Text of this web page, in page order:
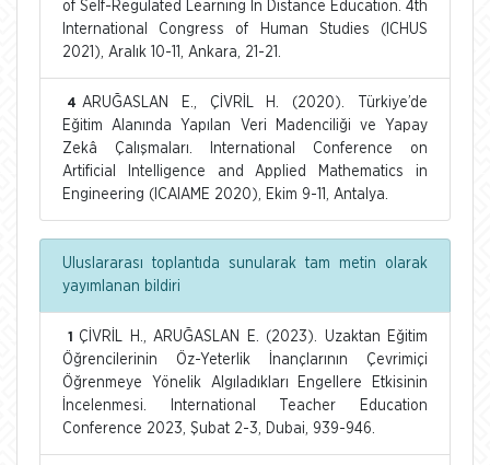
of Self-Regulated Learning In Distance Education. 4th
International Congress of Human Studies (ICHUS
2021), Aralık 10-11, Ankara, 21-21.
4 ARUĞASLAN E., ÇİVRİL H. (2020). Türkiye’de
Eğitim Alanında Yapılan Veri Madenciliği ve Yapay
Zekâ Çalışmaları. International Conference on
Artificial Intelligence and Applied Mathematics in
Engineering (ICAIAME 2020), Ekim 9-11, Antalya.
Uluslararası toplantıda sunularak tam metin olarak
yayımlanan bildiri
1
ÇİVRİL H., ARUĞASLAN E. (2023). Uzaktan Eğitim
Öğrencilerinin Öz-Yeterlik İnançlarının Çevrimiçi
Öğrenmeye Yönelik Algıladıkları Engellere Etkisinin
İncelenmesi. lnternational Teacher Education
Conference 2023, Şubat 2-3, Dubai, 939-946.